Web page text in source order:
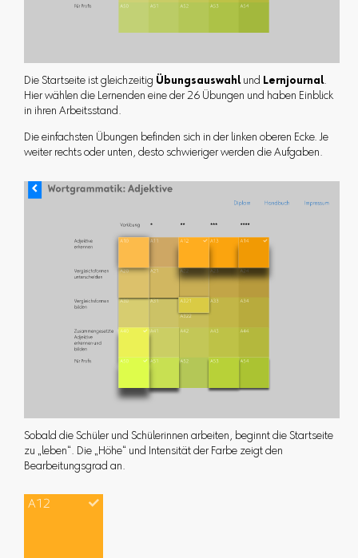
Die Startseite ist gleichzeitig Übungsauswahlund Lernjournal.
Hier wählen die Lernenden eine der 26 Übungen und haben Einblick
in ihren Arbeitsstand.
Die einfachsten Übungen befinden sich in der linken oberen Ecke. Je
weiter rechts oder unten, desto schwieriger werden die Aufgaben.
Sobald die Schüler und Schülerinnen arbeiten, beginnt die Startseite
zu „leben“. Die „Höhe“ und Intensität der Farbe zeigt den
Bearbeitungsgrad an.